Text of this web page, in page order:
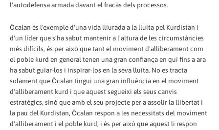
l'autodefensa armada davant el fracàs dels processos.
Öcalan és l'exemple d'una vida lliurada a la lluita pel Kurdistan i
d'un líder que s'ha sabut mantenir a l'altura de les circumstàncies
més difícils, és per això que tant el moviment d'alliberament com
el poble kurd en general tenen una gran confiança en qui fins a ara
ha sabut guiar-los i inspirar-los en la seva lluita. No es tracta
solament que Öcalan tingui una gran influència en el moviment
d'alliberament kurd i que aquest segueixi els seus canvis
estratègics, sinó que amb el seu projecte per a assolir la llibertat i
la pau del Kurdistan, Öcalan respon a les necessitats del moviment
d'alliberament i el poble kurd, i és per això que aquest li respon